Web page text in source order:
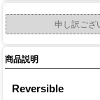
申し訳ござ
商品説明
Reversible